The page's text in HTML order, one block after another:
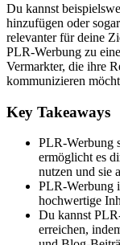
Du kannst
hinzufügen oder
relevanter für deine
PLR-Werbung zu
Vermarkter, die ihre
kommunizieren
Key Takeaways
PLR-Werbung
ermöglicht es
nutzen und sie
PLR-Werbung
hochwertige
Du kannst
erreichen,